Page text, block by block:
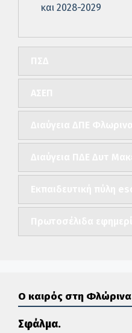
και 2028-2029
Ο καιρός στη Φλώρινα
Σφάλμα.